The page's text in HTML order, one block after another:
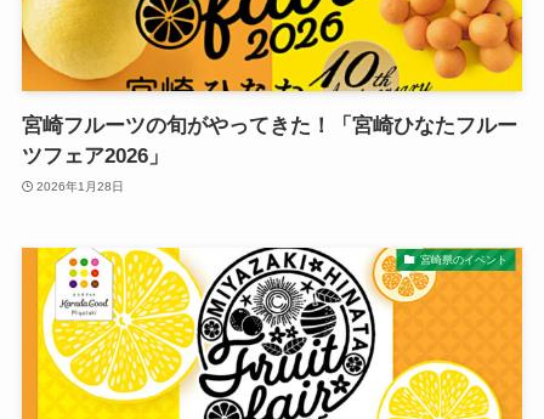
宮崎フルーツの旬がやってきた！「宮崎ひなたフルー
ツフェア2026」
2026年1月28日
宮崎県のイベント